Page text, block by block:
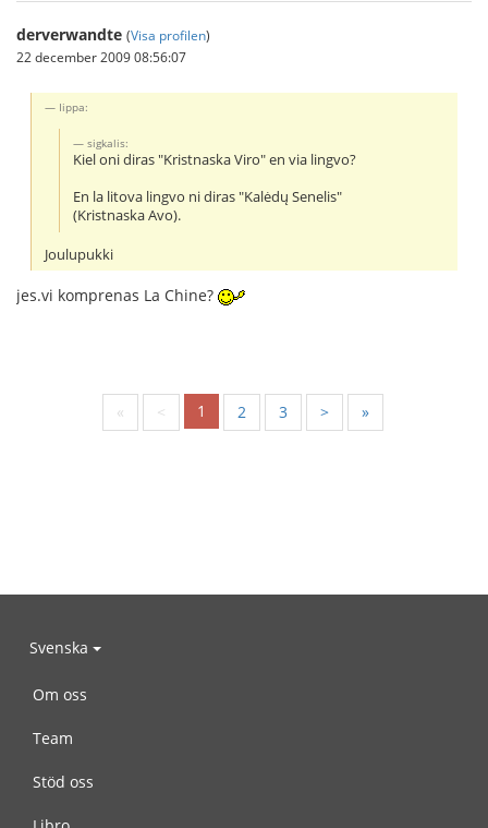
derverwandte (Visa profilen)
22 december 2009 08:56:07
Iippa:
sigkalis:
Kiel oni diras "Kristnaska Viro" en via lingvo?
En la litova lingvo ni diras "Kalėdų Senelis"
(Kristnaska Avo).
Joulupukki
jes.vi komprenas La Chine?
« < 1 2 3 > »
Svenska
Om oss
Team
Stöd oss